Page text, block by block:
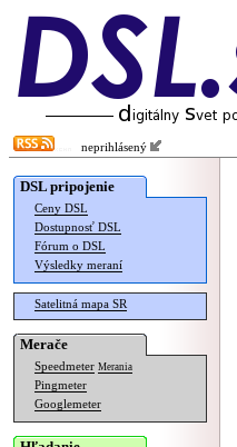
neprihlásený
DSL pripojenie
Ceny DSL
Dostupnosť DSL
Fórum o DSL
Výsledky meraní
Satelitná mapa SR
Merače
Speedmeter Merania
Pingmeter
Googlemeter